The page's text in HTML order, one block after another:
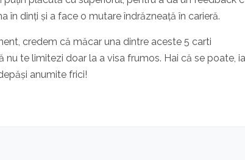
în dinți și a face o mutare îndrăzneață în carieră.
credem că măcar una dintre aceste 5 carti
te limitezi doar la a visa frumos. Hai că se poate,
anumite frici!